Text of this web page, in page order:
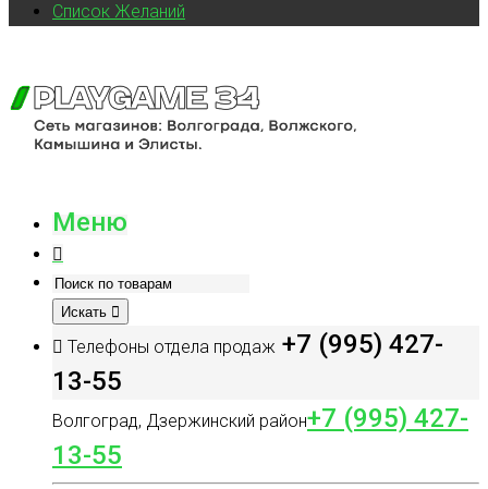
Список Желаний
Меню
Искать
Телефоны отдела продаж +7 (995) 427-
13-55
Волгоград, Дзержинский район+7 (995) 427-
13-55